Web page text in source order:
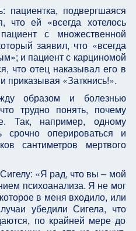
пациентка, подвергшаяся
что ей «всегда хотелось
с множественной
заявил, что «всегда
и пациент с карциномой
что отец наказывал его в
приказывая «Заткнись!».
образом и болезнью
трудно понять, почему
Так, например, одному
срочно оперироваться и
сантиметров мертвого
«Я рад, что вы – мой
психоанализа. Я не мог
в меня входило, или
убедили Сигела, что
по крайней мере до